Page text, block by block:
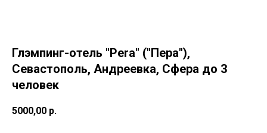
Глэмпинг-отель "Pera" ("Пера"),
Севастополь, Андреевка, Сфера до 3
человек
5000,00 р.